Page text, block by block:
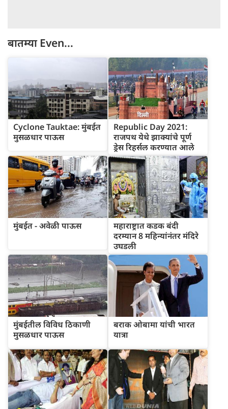
बातम्याEven...
Cyclone Tauktae: मुंबईत
मुसळधार पाऊस
Republic Day 2021:
राजपथ येथे झाक्यांचे पूर्ण
ड्रेस रिहर्सल करण्यात आले
मुंबईत - अवेळी पाऊस
महाराष्ट्रात कडक बंदी
दरम्यान 8 महिन्यांनंतर मंदिरे
उघडली
मुंबईतील विविध ठिकाणी
मुसळधार पाऊस
बराक ओबामा यांची भारत
यात्रा